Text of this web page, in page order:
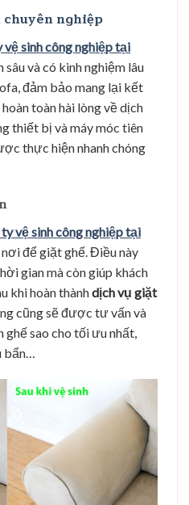
nghiệp
vệ sinh công nghiệp tại
và có kinh nghiệm lâu
đảm bảo mang lại kết
toàn hài lòng về dịch
thiết bị và máy móc tiên
thực hiện nhanh chóng
vệ sinh công nghiệp tại
để giặt ghế. Điều này
gian mà còn giúp khách
khi hoàn thànhdịch vụ giặt
cũng sẽ được tư vấn và
sao cho tối ưu nhất,